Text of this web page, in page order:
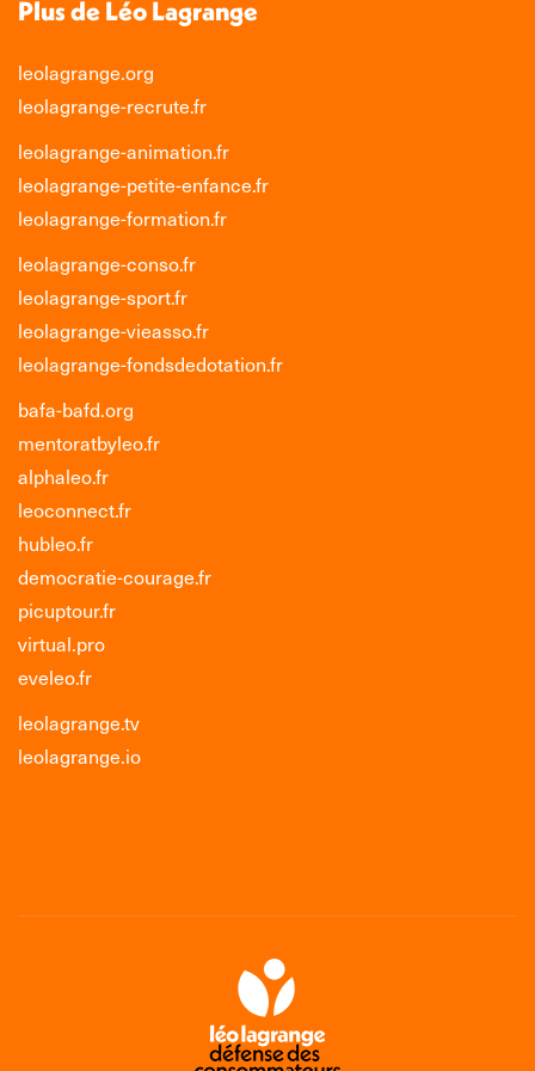
Plus de Léo Lagrange
leolagrange.org
leolagrange-recrute.fr
leolagrange-animation.fr
leolagrange-petite-enfance.fr
leolagrange-formation.fr
leolagrange-conso.fr
leolagrange-sport.fr
leolagrange-vieasso.fr
leolagrange-fondsdedotation.fr
bafa-bafd.org
mentoratbyleo.fr
alphaleo.fr
leoconnect.fr
hubleo.fr
democratie-courage.fr
picuptour.fr
virtual.pro
eveleo.fr
leolagrange.tv
leolagrange.io